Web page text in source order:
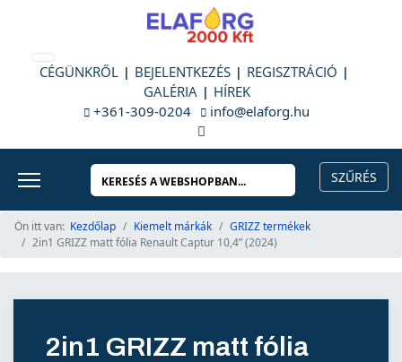
CÉGÜNKRŐL BEJELENTKEZÉS
REGISZTRÁCIÓ
GALÉRIA
HÍREK
+361-309-0204
info@elaforg.hu
Ön itt van: Kezdőlap Kiemelt márkák
GRIZZ termékek
2in1 GRIZZ matt fólia Renault Captur 10,4” (2024)
2in1 GRIZZ matt fólia